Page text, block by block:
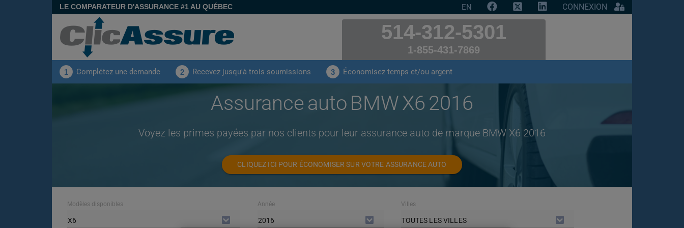
LE COMPARATEUR D'ASSURANCE #1 AU QUÉBEC EN CONNEXION
514-312-5301
1-855-431-7869
1 Complétez une demande 2 Recevez jusqu'à trois soumissions 3 Économisez temps et/ou argent
Assurance auto BMW X6 2016
Voyez les primes payées par nos clients pour leur assurance auto de marque BMW X6 2016
CLIQUEZ ICI POUR ÉCONOMISER SUR VOTRE ASSURANCE AUTO
Modèles disponibles
X6
Année
2016
Villes
TOUTES LES VILLES